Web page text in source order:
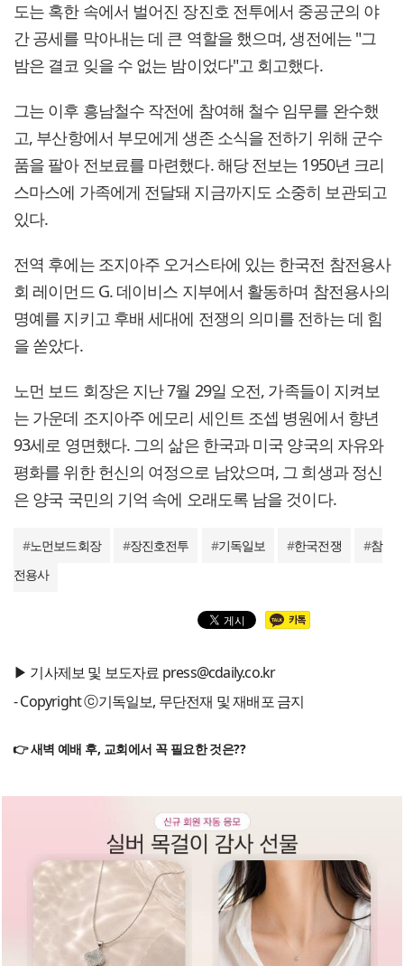
도는 혹한 속에서 벌어진 장진호 전투에서 중공군의 야
간 공세를 막아내는 데 큰 역할을 했으며, 생전에는 "그
밤은 결코 잊을 수 없는 밤이었다"고 회고했다.
그는 이후 흥남철수 작전에 참여해 철수 임무를 완수했
고, 부산항에서 부모에게 생존 소식을 전하기 위해 군수
품을 팔아 전보료를 마련했다. 해당 전보는 1950년 크리
스마스에 가족에게 전달돼 지금까지도 소중히 보관되고
있다.
전역 후에는 조지아주 오거스타에 있는 한국전 참전용사
회 레이먼드 G. 데이비스 지부에서 활동하며 참전용사의
명예를 지키고 후배 세대에 전쟁의 의미를 전하는 데 힘
을 쏟았다.
노먼 보드 회장은 지난 7월 29일 오전, 가족들이 지켜보
는 가운데 조지아주 에모리 세인트 조셉 병원에서 향년
93세로 영면했다. 그의 삶은 한국과 미국 양국의 자유와
평화를 위한 헌신의 여정으로 남았으며, 그 희생과 정신
은 양국 국민의 기억 속에 오래도록 남을 것이다.
#노먼보드회장 #장진호전투 #기독일보 #한국전쟁 #참
전용사
▶ 기사제보 및 보도자료 press@cdaily.co.kr
- Copyright ⓒ기독일보, 무단전재 및 재배포 금지
👉 새벽 예배 후, 교회에서 꼭 필요한 것은??